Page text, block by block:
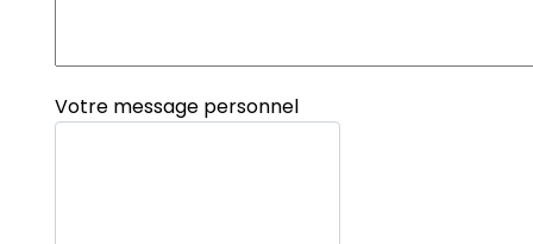
Votre message personnel